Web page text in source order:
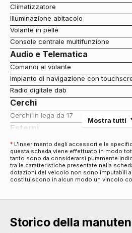
Climatizzatore
Illuminazione abitacolo
Volante in pelle
Console centrale multifunzione
Audio e Telematica
Comandi al volante
Impianto di navigazione con
Radio digitale dab
Cerchi
Cerchi in lega da 17
Esterni
Maniglie esterne in tinta
Specchietti retrovisori elettrici
Fari
Fari a led
Luci diurne
Interni in tessuto
Mostra tutti
* L'inserimento degli accessori e le
questa scheda viene effettuato in modo
tanto sono da considerarsi puramente
tra le caratteristiche presentate nella
dotazioni del veicolo non sono imputabili
costituiscono in alcun modo un vincolo
Storico della